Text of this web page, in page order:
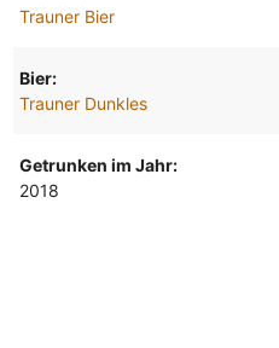
Trauner Bier
Bier:
Trauner Dunkles
Getrunken im Jahr:
2018